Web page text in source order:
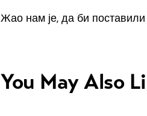
Жао нам је, да би
You May Also